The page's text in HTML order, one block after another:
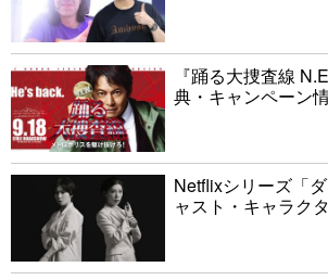
『踊る大捜査線
典・キャンペーン
Netflixシリーズ「
ャスト・キャラク